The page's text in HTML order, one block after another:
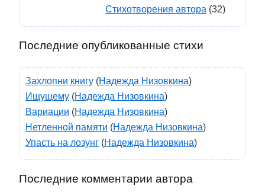
Стихотворения автора (32)
Последние опубликованные стихи
Захлопни книгу (Надежда Низовкина)
Ищущему (Надежда Низовкина)
Вариации (Надежда Низовкина)
Нетленной памяти (Надежда Низовкина)
Упасть на лозунг (Надежда Низовкина)
Последние комментарии автора